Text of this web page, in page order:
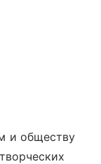
и обществу